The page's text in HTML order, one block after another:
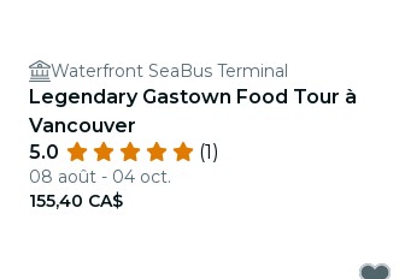
Waterfront SeaBus Terminal
Legendary Gastown Food Tour à
Vancouver
5.0
(1)
08 août - 04 oct.
155,40 CA$